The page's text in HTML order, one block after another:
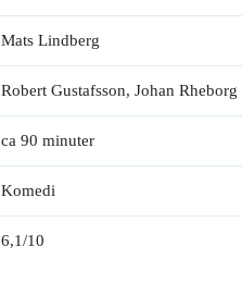
Mats Lindberg
Robert Gustafsson, Johan Rheborg
ca 90 minuter
Komedi
6,1/10